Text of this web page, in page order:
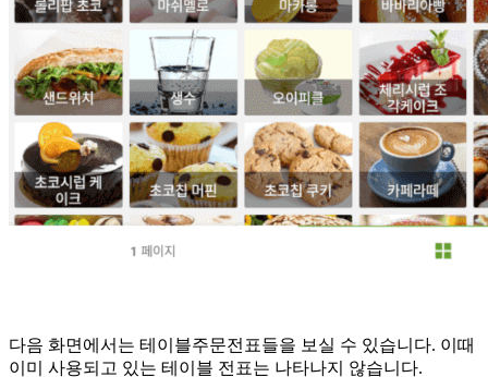
다음 화면에서는 테이블주문전표들을 보실 수 있습니다. 이때
이미 사용되고 있는 테이블 전표는 나타나지 않습니다.